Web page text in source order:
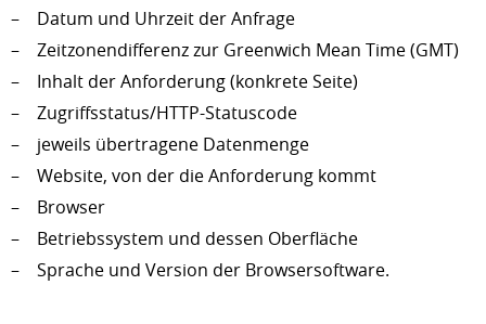
– Datum und Uhrzeit der Anfrage
– Zeitzonendifferenz zur Greenwich Mean Time (GMT)
– Inhalt der Anforderung (konkrete Seite)
– Zugriffsstatus/HTTP-Statuscode
– jeweils übertragene Datenmenge
– Website, von der die Anforderung kommt
– Browser
– Betriebssystem und dessen Oberfläche
– Sprache und Version der Browsersoftware.